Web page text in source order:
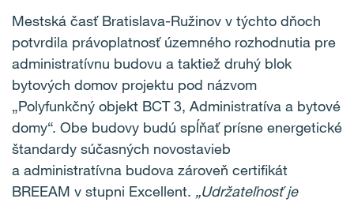
Mestská časť Bratislava-Ružinov v týchto dňoch
potvrdila právoplatnosť územného rozhodnutia pre
administratívnu budovu a taktiež druhý blok
bytových domov projektu pod názvom
„Polyfunkčný objekt BCT 3, Administratíva a bytové
domy“. Obe budovy budú spĺňať prísne energetické
štandardy súčasných novostavieb
a administratívna budova zároveň certifikát
BREEAM v stupni Excellent. „Udržateľnosť je